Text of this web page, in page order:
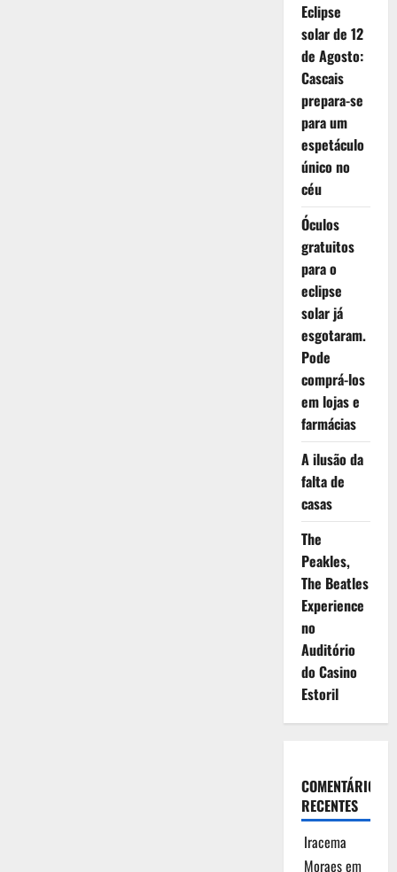
Eclipse
solar de 12
de Agosto:
Cascais
prepara-se
para um
espetáculo
único no
céu
Óculos
gratuitos
para o
eclipse
solar já
esgotaram.
Pode
comprá-los
em lojas e
farmácias
A ilusão da
falta de
casas
The
Peakles,
The Beatles
Experience
no
Auditório
do Casino
Estoril
COMENTÁRIOS
RECENTES
Iracema
Moraesem